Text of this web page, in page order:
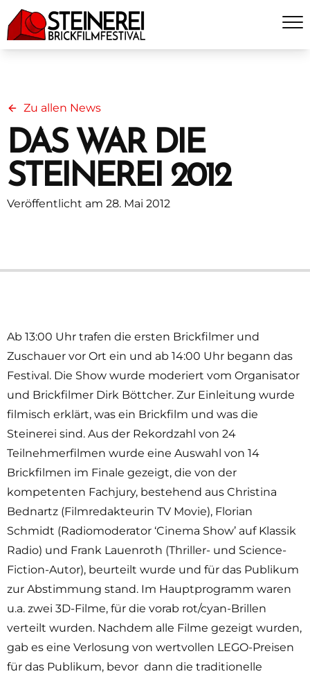
Zu allen News
DAS WAR DIE
STEINEREI 2012
Veröffentlicht am 28. Mai 2012
Ab 13:00 Uhr trafen die ersten Brickfilmer und
Zuschauer vor Ort ein und ab 14:00 Uhr begann das
Festival. Die Show wurde moderiert vom Organisator
und Brickfilmer Dirk Böttcher. Zur Einleitung wurde
filmisch erklärt, was ein Brickfilm und was die
Steinerei sind. Aus der Rekordzahl von 24
Teilnehmerfilmen wurde eine Auswahl von 14
Brickfilmen im Finale gezeigt, die von der
kompetenten Fachjury, bestehend aus Christina
Bednartz (Filmredakteurin TV Movie), Florian
Schmidt (Radiomoderator ‘Cinema Show’ auf Klassik
Radio) und Frank Lauenroth (Thriller- und Science-
Fiction-Autor), beurteilt wurde und für das Publikum
zur Abstimmung stand. Im Hauptprogramm waren
u.a. zwei 3D-Filme, für die vorab rot/cyan-Brillen
verteilt wurden. Nachdem alle Filme gezeigt wurden,
gab es eine Verlosung von wertvollen LEGO-Preisen
für das Publikum, bevor dann die traditionelle